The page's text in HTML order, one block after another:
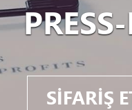
SIFARIŞ